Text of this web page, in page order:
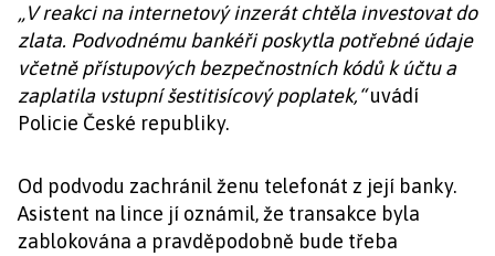
„V reakci na internetový inzerát chtěla investovat do
zlata. Podvodnému bankéři poskytla potřebné údaje
včetně přístupových bezpečnostních kódů k účtu a
zaplatila vstupní šestitisícový poplatek,“uvádí
Policie České republiky.
Od podvodu zachránil ženu telefonát z její banky.
Asistent na lince jí oznámil, že transakce byla
zablokována a pravděpodobně bude třeba